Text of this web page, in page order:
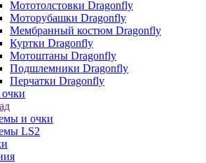
Мототолстовки Dragonfly
Моторубашки Dragonfly
Мембранный костюм Dragonfly
Куртки Dragonfly
Мотоштаны Dragonfly
Подшлемники Dragonfly
Перчатки Dragonfly
и очки
LS2